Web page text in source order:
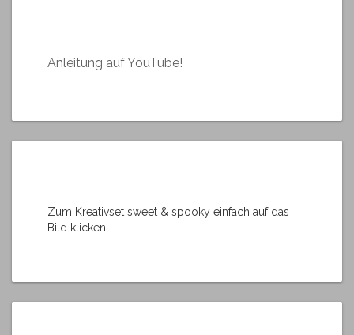
Anleitung auf YouTube!
Zum Kreativset sweet & spooky einfach auf das
Bild klicken!